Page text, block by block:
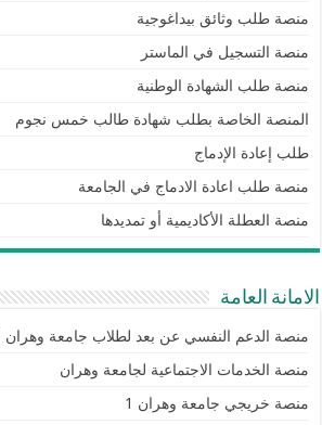
منصة طلب وثائق بيداغوجية
منصة التسجيل في الماستر
منصة طلب الشهادة الوطنية
المنصة الخاصة بطلب شهادة طالب خمس نجوم
طلب إعادة الإدماج
منصة طلب اعادة الادماج في الجامعة
منصة العطلة الأكاديمية أو تمديدها
الامانة العامة
منصة الدعم النفسي عن بعد لطلاب جامعة وهران 1
منصة الخدمات الاجتماعية لجامعة وهران
منصة خريجي جامعة وهران 1